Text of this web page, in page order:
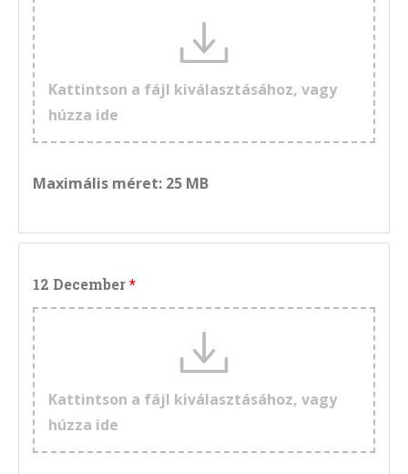
Kattintson a fájl kiválasztásához, vagy
húzza ide
Maximális méret: 25 MB
12 December
Kattintson a fájl kiválasztásához, vagy
húzza ide